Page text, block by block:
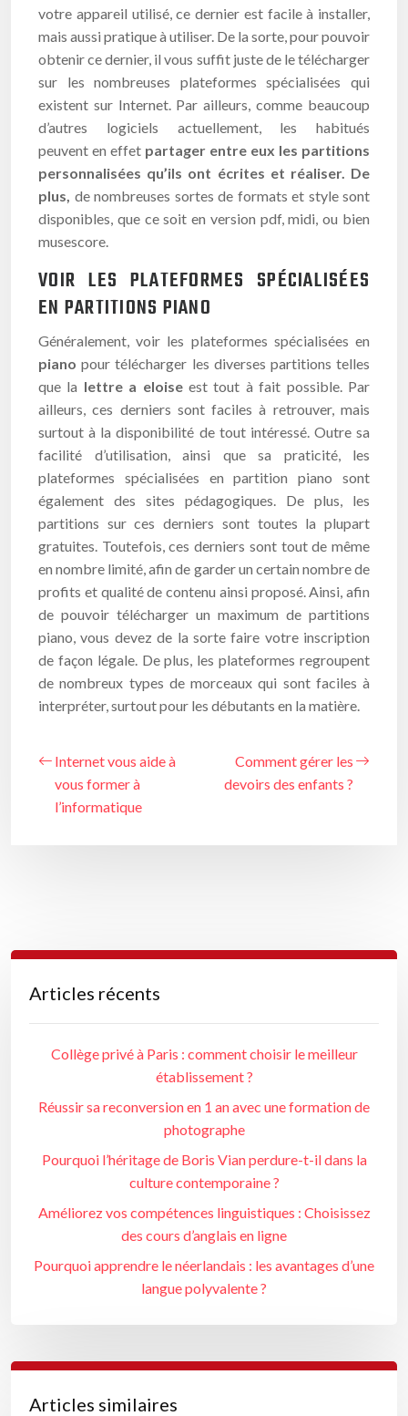
votre appareil utilisé, ce dernier est facile à installer,
mais aussi pratique à utiliser. De la sorte, pour pouvoir
obtenir ce dernier, il vous suffit juste de le télécharger
sur les nombreuses plateformes spécialisées qui
existent sur Internet. Par ailleurs, comme beaucoup
d’autres logiciels actuellement, les habitués
peuvent en effet partager entre eux les partitions
personnalisées qu’ils ont écrites et réaliser. De
plus, de nombreuses sortes de formats et style sont
disponibles, que ce soit en version pdf, midi, ou bien
musescore.
VOIR LES PLATEFORMES SPÉCIALISÉES
EN PARTITIONS PIANO
Généralement, voir les plateformes spécialisées en
pianopour télécharger les diverses partitions telles
que la lettre a eloiseest tout à fait possible. Par
ailleurs, ces derniers sont faciles à retrouver, mais
surtout à la disponibilité de tout intéressé. Outre sa
facilité d’utilisation, ainsi que sa praticité, les
plateformes spécialisées en partition piano sont
également des sites pédagogiques. De plus, les
partitions sur ces derniers sont toutes la plupart
gratuites. Toutefois, ces derniers sont tout de même
en nombre limité, afin de garder un certain nombre de
profits et qualité de contenu ainsi proposé. Ainsi, afin
de pouvoir télécharger un maximum de partitions
piano, vous devez de la sorte faire votre inscription
de façon légale. De plus, les plateformes regroupent
de nombreux types de morceaux qui sont faciles à
interpréter, surtout pour les débutants en la matière.
Internet vous aide à
vous former à
l’informatique
Comment gérer les
devoirs des enfants ?
Articles récents
Collège privé à Paris : comment choisir le meilleur
établissement ?
Réussir sa reconversion en 1 an avec une formation de
photographe
Pourquoi l’héritage de Boris Vian perdure-t-il dans la
culture contemporaine ?
Améliorez vos compétences linguistiques : Choisissez
des cours d’anglais en ligne
Pourquoi apprendre le néerlandais : les avantages d’une
langue polyvalente ?
Articles similaires